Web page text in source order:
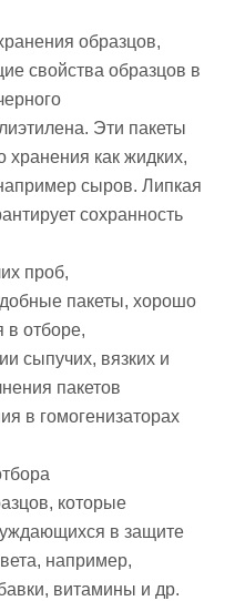
образцов,
свойства образцов в
Эти пакеты
хранения как жидких,
сыров. Липкая
сохранность
проб,
пакеты, хорошо
в отборе,
сыпучих, вязких и
пакетов
в гомогенизаторах
, которые
в защите
например,
витамины и др.